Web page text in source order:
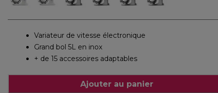
Variateur de vitesse électronique
Grand bol 5L en inox
+ de 15 accessoires adaptables
Ajouter au panier